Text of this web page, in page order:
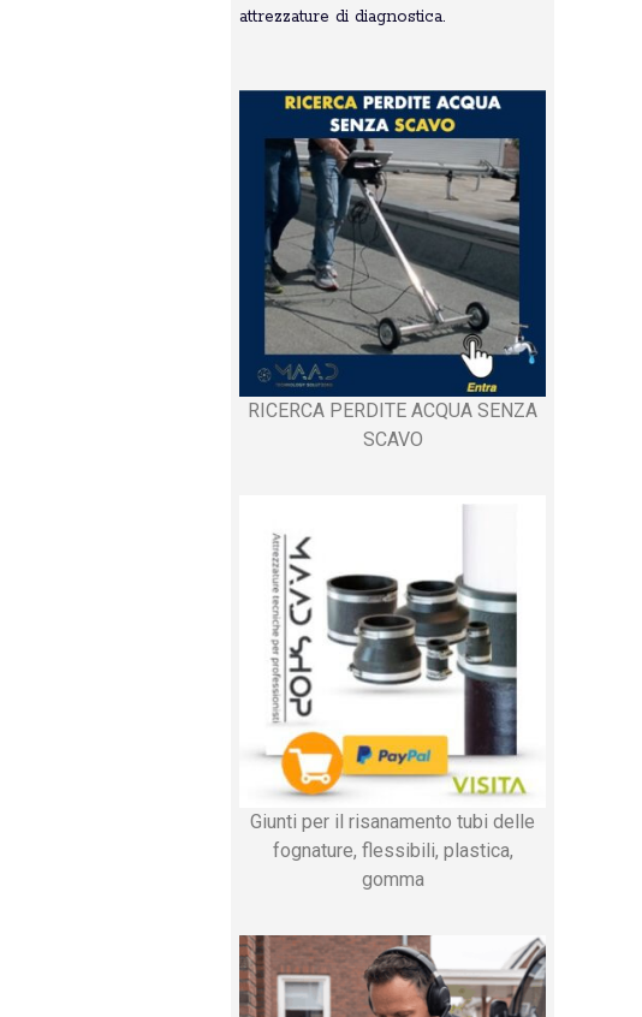
attrezzature di diagnostica.
RICERCA PERDITE ACQUA SENZA
SCAVO
Giunti per il risanamento tubi delle
fognature, flessibili, plastica,
gomma